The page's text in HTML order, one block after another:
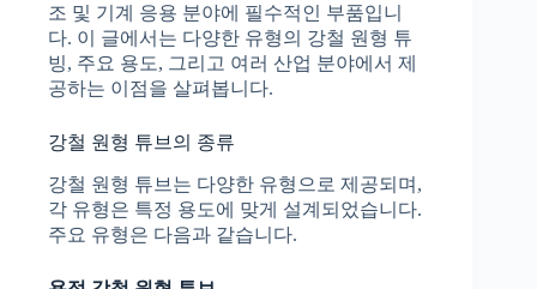
조 및 기계 응용 분야에 필수적인 부품입니
다. 이 글에서는 다양한 유형의 강철 원형 튜
빙, 주요 용도, 그리고 여러 산업 분야에서 제
공하는 이점을 살펴봅니다.
강철 원형 튜브의 종류
강철 원형 튜브는 다양한 유형으로 제공되며,
각 유형은 특정 용도에 맞게 설계되었습니다.
주요 유형은 다음과 같습니다.